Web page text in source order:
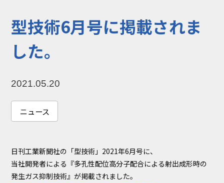
NIXのサスティナ
環境負荷物質調
型技術6月号に掲載されま
した。
2021.05.20
ニュース
日刊工業新聞社の「型技術」2021年6月号に、
当社開発者による『多孔性配位高分子配合による射出成形時の
発生ガス抑制技術』が掲載されました。